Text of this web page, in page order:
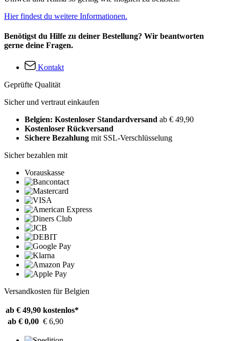
Hier findest du weitere Informationen.
Benötigst du Hilfe zu deiner Bestellung? Wir beantworten
gerne deine Fragen.
Kontakt
Geprüfte Qualität
Sicher und vertraut einkaufen
Belgien: Kostenloser Standardversand ab € 49,90
Kostenloser Rückversand
Sichere Bezahlung mit SSL-Verschlüsselung
Sicher bezahlen mit
Vorauskasse
Versandkosten für Belgien
ab € 49,90 kostenlos*
ab € 0,00 € 6,90